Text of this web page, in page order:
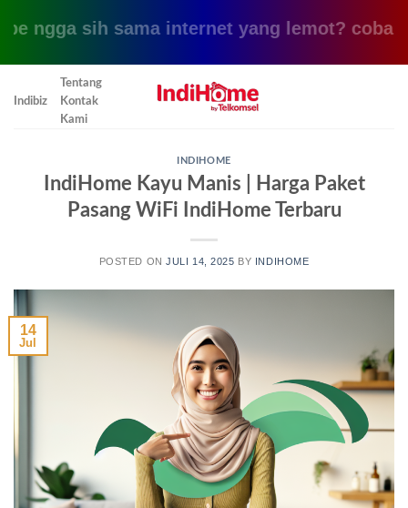
ngga sih sama internet yang lemot? coba
Indibiz
Tentang
Kontak
Kami
INDIHOME
IndiHome Kayu Manis | Harga Paket
Pasang WiFi IndiHome Terbaru
POSTED ONJULI 14, 2025 BY INDIHOME
14
Jul